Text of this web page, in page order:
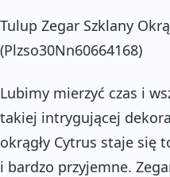
Tulup Zegar Szklany
(Plzso30Nn60664168)
Lubimy mierzyć czas i
takiej intrygującej
okrągły Cytrus staje się
i bardzo przyjemne.